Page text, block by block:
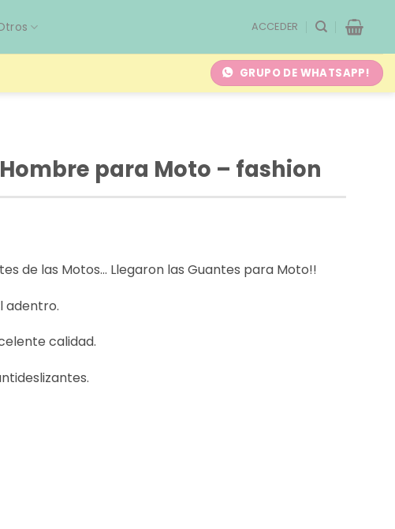
ACCEDER
GRUPO DE WHATSAPP!
para Moto – fashion
de las Motos… Llegaron las Guantes para Moto!!
adentro.
calidad.